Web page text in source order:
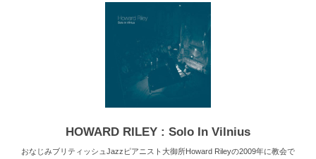
HOWARD RILEY : Solo In Vilnius
おなじみブリティッシュJazzピアニスト大御所Howard Rileyの2009年に教会で